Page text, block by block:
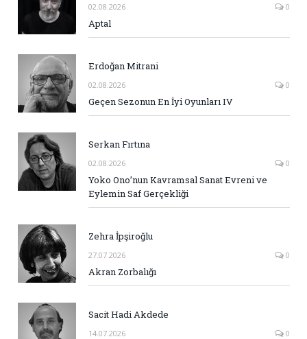
02.08.2026 0
Aptal
Erdoğan Mitrani
02.08.2026 0
Geçen Sezonun En İyi Oyunları IV
Serkan Fırtına
02.08.2026 0
Yoko Ono’nun Kavramsal Sanat Evreni ve
Eylemin Saf Gerçekliği
Zehra İpşiroğlu
27.07.2026 0
Akran Zorbalığı
Sacit Hadi Akdede
14.07.2026 0